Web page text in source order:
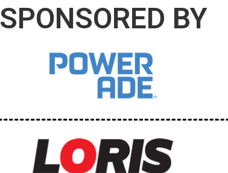
SPONSORED BY